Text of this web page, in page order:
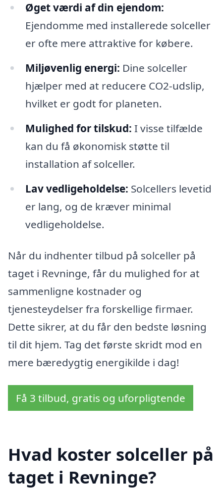
Øget værdi af din ejendom:
Ejendomme med installerede solceller
er ofte mere attraktive for købere.
Miljøvenlig energi: Dine solceller
hjælper med at reducere CO2-udslip,
hvilket er godt for planeten.
Mulighed for tilskud: I visse tilfælde
kan du få økonomisk støtte til
installation af solceller.
Lav vedligeholdelse: Solcellers levetid
er lang, og de kræver minimal
vedligeholdelse.
Når du indhenter tilbud på solceller på
taget i Revninge, får du mulighed for at
sammenligne kostnader og
tjenesteydelser fra forskellige firmaer.
Dette sikrer, at du får den bedste løsning
til dit hjem. Tag det første skridt mod en
mere bæredygtig energikilde i dag!
Få 3 tilbud, gratis og uforpligtende
Hvad koster solceller på
taget i Revninge?